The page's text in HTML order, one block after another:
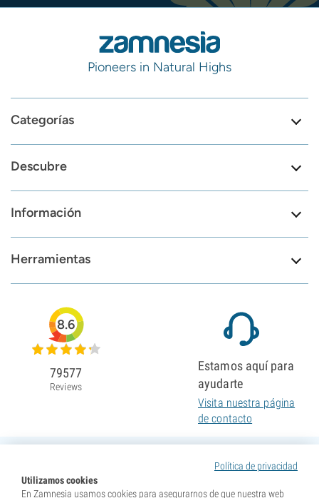
Pioneers in Natural Highs
Categorías
Descubre
Información
Herramientas
Política de privacidad
Utilizamos cookies
En Zamnesia usamos cookies para asegurarnos de que nuestra web
8.6
79577
Reviews
Estamos aquí para
ayudarte
Visita nuestra página
de contacto